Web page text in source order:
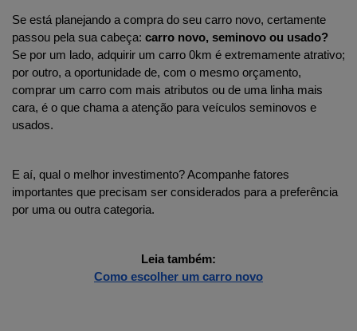
Se está planejando a compra do seu carro novo, certamente
passou pela sua cabeça:
Se por um lado, adquirir um carro 0km é extremamente atrativo;
por outro, a oportunidade de, com o mesmo orçamento,
comprar um carro com mais atributos ou de uma linha mais
cara, é o que chama a atenção para veículos seminovos e
usados.
E aí, qual o melhor investimento? Acompanhe fatores
importantes que precisam ser considerados para a preferência
por uma ou outra categoria.
Leia também:
Como escolher um carro novo